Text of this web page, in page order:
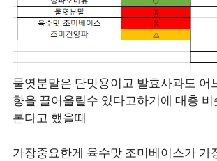
물엿분말은 단맛용이고 발효사과도 어
향을 끌어올릴수 있다고하기에 대충
본다고 했을때
가장중요한게 육수맛 조미베이스가 가